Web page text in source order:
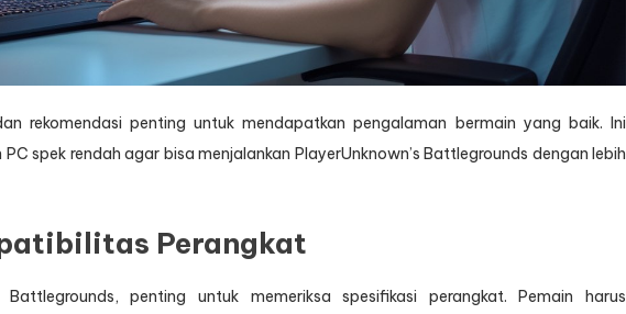
rekomendasi penting untuk mendapatkan pengalaman bermain yang baik. Ini
spek rendah agar bisa menjalankan PlayerUnknown’s Battlegrounds dengan lebih
Perangkat
Battlegrounds, penting untuk memeriksa spesifikasi perangkat. Pemain harus